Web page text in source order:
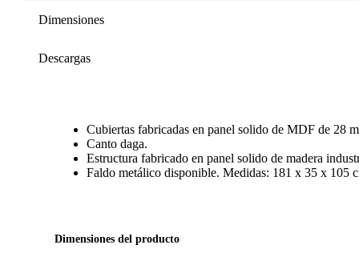
Dimensiones
Descargas
Cubiertas fabricadas en panel solido de MDF de 28
Canto daga.
Estructura fabricado en panel solido de madera
Faldo metálico disponible. Medidas: 181 x 35 x 105
Dimensiones del producto